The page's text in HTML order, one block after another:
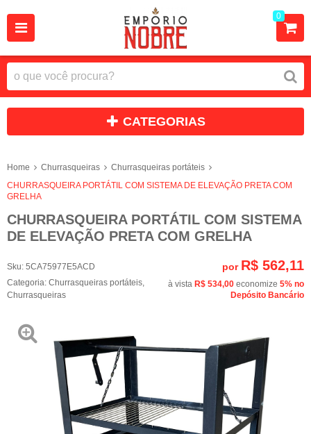
0
CATEGORIAS
Home Churrasqueiras
Churrasqueiras portáteis
CHURRASQUEIRA PORTÁTIL COM SISTEMA DE ELEVAÇÃO PRETA COM
GRELHA
CHURRASQUEIRA PORTÁTIL COM SISTEMA
DE ELEVAÇÃO PRETA COM GRELHA
Sku: 5CA75977E5ACD
Categoria: Churrasqueiras portáteis
Churrasqueiras
por R$ 562,11
à vista R$ 534,00 economize 5% no
Depósito Bancário